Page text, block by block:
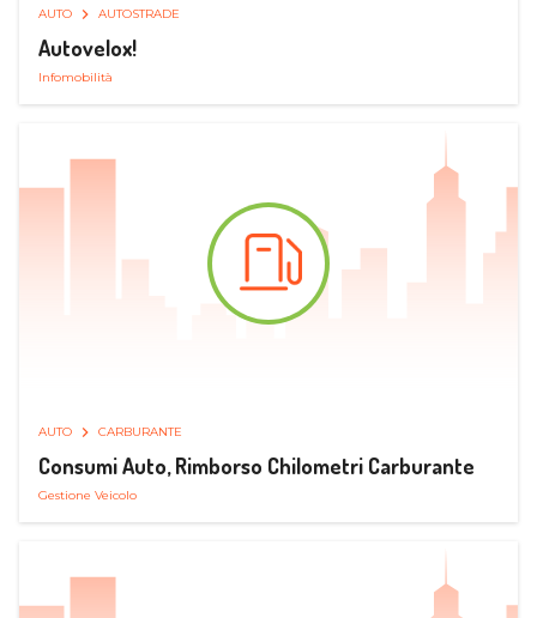
AUTO AUTOSTRADE
Autovelox!
Infomobilità
AUTO CARBURANTE
Consumi Auto, Rimborso Chilometri Carburante
Gestione Veicolo